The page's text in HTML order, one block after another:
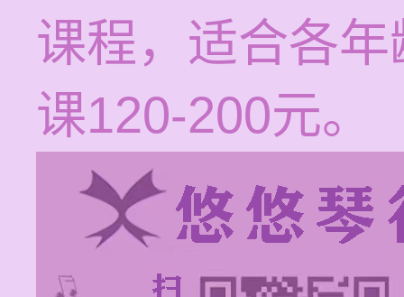
课程，适合各
课120-200元。